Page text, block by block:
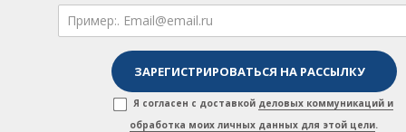
Я согласен с доставкой деловых коммуникаций и
обработка моих личных данных для этой цели.